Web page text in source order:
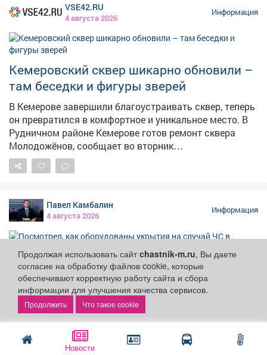
Новости
VSE42.RU
4 августа 2026
Информация
Кемеровский сквер шикарно обновили –
там беседки и фигуры зверей
В Кемерове завершили благоустраивать сквер, теперь
он превратился в комфортное и уникальное место. В
Рудничном районе Кемерове готов ремонт сквера
Молодожёнов, сообщает во вторник
горадминистрация. – Последним штрихом стали
современные скамейки и урны. Теперь здесь можно не
сказали в мэрии.
Павел Камбалин
4 августа 2026
Информация
Посмотрел, как оборудованы укрытия на
случай ЧС в зданиях Управления
образованием с различной
конструкцией: имеющих подвалы и
Продолжая использовать сайтchastnik-m.ru, Вы даете
согласие на обработку файлов cookie, которые
обеспечивают корректную работу сайта и сбора
информации для улучшения качества сервисов.
Что такое cookie